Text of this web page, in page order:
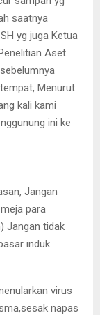
saatnya
yg juga Ketua
Aset
Menurut
kali kami
ini ke
Jangan
para
Jangan tidak
induk
virus
napas